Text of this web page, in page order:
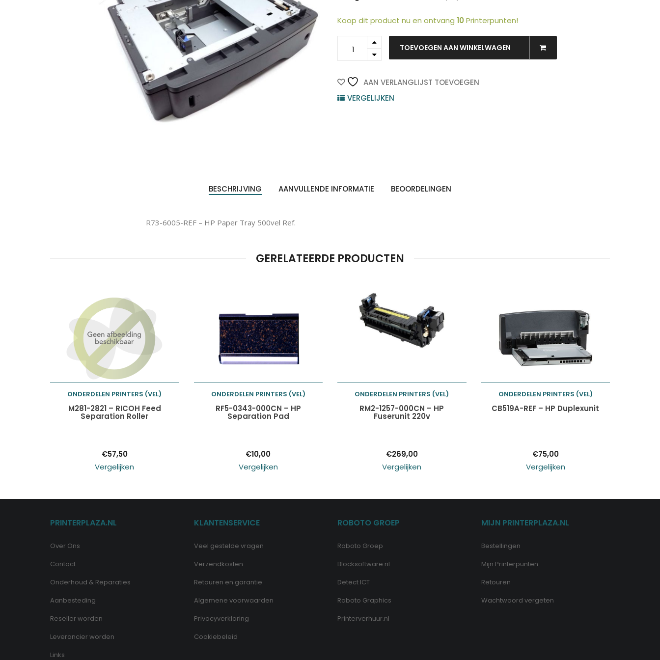
Koop dit product nu en ontvang 10 Printerpunten!
6005-
HP
Tray
TOEVOEGEN AAN WINKELWAGEN
AAN VERLANGLIJST TOEVOEGEN
VERGELIJKEN
BESCHRIJVING AANVULLENDE INFORMATIE BEOORDELINGEN
R73-6005-REF – HP Paper Tray 500vel Ref.
GERELATEERDE PRODUCTEN
Toevoegen aan
ONDERDELEN PRINTERS (VEL)
M281-2821 – RICOH Feed
Separation Roller
€57,50
Vergelijken
Toevoegen aan
ONDERDELEN PRINTERS (VEL)
RF5-0343-000CN – HP
Separation Pad
€10,00
Vergelijken
Toevoegen aan
ONDERDELEN PRINTERS (VEL)
RM2-1257-000CN – HP
Fuserunit 220v
€269,00
Vergelijken
Toevoegen aan
ONDERDELEN PRINTERS (VEL)
CB519A-REF – HP Duplexunit
€75,00
Vergelijken
PRINTERPLAZA.NL
Over Ons
Contact
Onderhoud & Reparaties
Aanbesteding
Reseller worden
Leverancier worden
Links
KLANTENSERVICE
Veel gestelde vragen
Verzendkosten
Retouren en garantie
Algemene voorwaarden
Privacyverklaring
Cookiebeleid
ROBOTO GROEP
Roboto Groep
Blocksoftware.nl
Detect ICT
Roboto Graphics
Printerverhuur.nl
MIJN PRINTERPLAZA.NL
Bestellingen
Mijn Printerpunten
Retouren
Wachtwoord vergeten